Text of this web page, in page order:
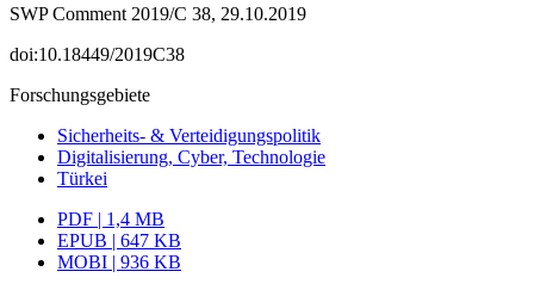
SWP Comment 2019/C 38, 29.10.2019
doi:10.18449/2019C38
Forschungsgebiete
Sicherheits- & Verteidigungspolitik
Digitalisierung, Cyber, Technologie
Türkei
PDF | 1,4 MB
EPUB | 647 KB
MOBI | 936 KB